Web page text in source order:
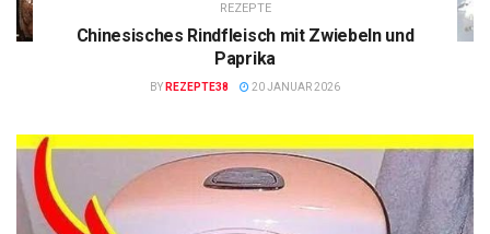
REZEPTE
Chinesisches Rindfleisch mit Zwiebeln und
Paprika
BY REZEPTE38 20 JANUAR 2026